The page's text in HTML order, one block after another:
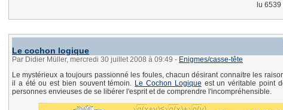
lu 6539
Le cochon logique
Par Didier Müller, mercredi 30 juillet 2008 à 09:49 - Enigmes/casse-tête
Le mystérieux a toujours passionné les foules, chacun désirant connaitre les
il a été ou est bien souvent témoin. Le Cochon Logique est un véritable point
personnes envieuses de se libérer l'esprit et de comprendre l'incompréhensible.